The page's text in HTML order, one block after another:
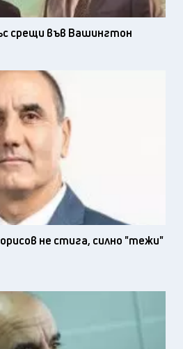
срещи във Вашингтон
не стига, силно "тежи"